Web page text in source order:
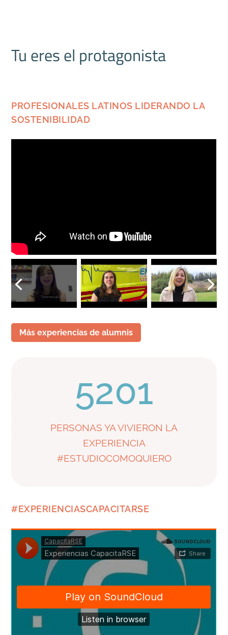
Tu eres el protagonista
PROFESIONALES LATINOS LIDERANDO LA
SOSTENIBILIDAD
Más experiencias de alumnis
5201
PERSONAS YA VIVIERON LA
EXPERIENCIA
#ESTUDIOCOMOQUIERO
#EXPERIENCIASCAPACITARSE